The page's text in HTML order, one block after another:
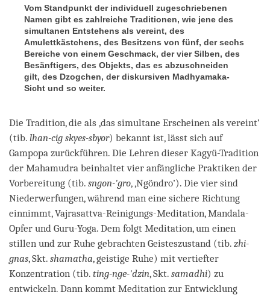
Vom Standpunkt der individuell zugeschriebenen
Namen gibt es zahlreiche Traditionen, wie jene des
simultanen Entstehens als vereint, des
Amulettkästchens, des Besitzens von fünf, der sechs
Bereiche von einem Geschmack, der vier Silben, des
Besänftigers, des Objekts, das es abzuschneiden
gilt, des Dzogchen, der diskursiven Madhyamaka-
Sicht und so weiter.
Die Tradition, die als ‚das simultane Erscheinen als vereint’
(tib. lhan-cig skyes-sbyor) bekannt ist, lässt sich auf
Gampopa zurückführen. Die Lehren dieser Kagyü-Tradition
der Mahamudra beinhaltet vier anfängliche Praktiken der
Vorbereitung (tib. sngon-'gro, ‚Ngöndro’). Die vier sind
Niederwerfungen, während man eine sichere Richtung
einnimmt, Vajrasattva-Reinigungs-Meditation, Mandala-
Opfer und Guru-Yoga. Dem folgt Meditation, um einen
stillen und zur Ruhe gebrachten Geisteszustand (tib. zhi-
gnas, Skt. shamatha, geistige Ruhe) mit vertiefter
Konzentration (tib. ting-nge-'dzin, Skt. samadhi) zu
entwickeln. Dann kommt Meditation zur Entwicklung